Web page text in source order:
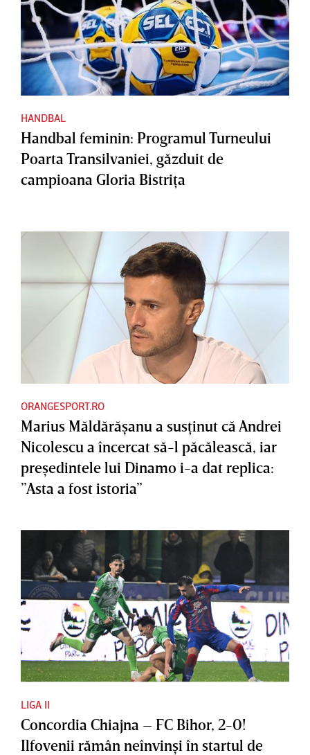
HANDBAL
Handbal feminin: Programul Turneului
Poarta Transilvaniei, găzduit de
campioana Gloria Bistriţa
ORANGESPORT.RO
Marius Măldărăşanu a susţinut că Andrei
Nicolescu a încercat să-l păcălească, iar
preşedintele lui Dinamo i-a dat replica:
”Asta a fost istoria”
LIGA II
Concordia Chiajna – FC Bihor, 2-0!
Ilfovenii rămân neînvinşi în startul de